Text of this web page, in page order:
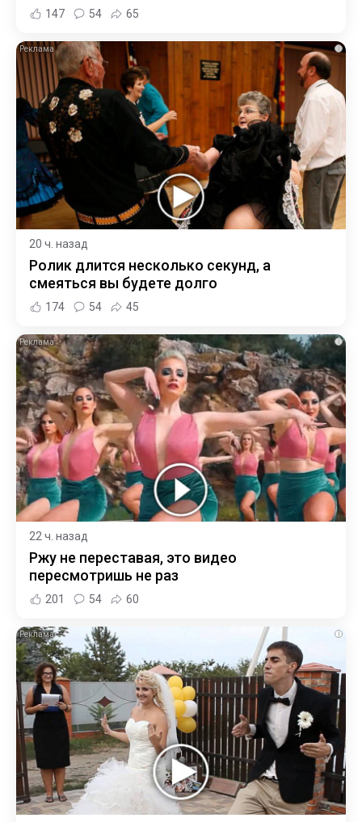
147 54 65
i
20 ч. назад
Ролик длится несколько секунд, а
смеяться вы будете долго
174 54 45
i
22 ч. назад
Ржу не переставая, это видео
пересмотришь не раз
201 54 60
i